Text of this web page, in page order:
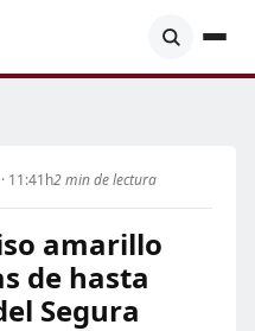
11:41h2 min de lectura
amarillo
de hasta
Segura